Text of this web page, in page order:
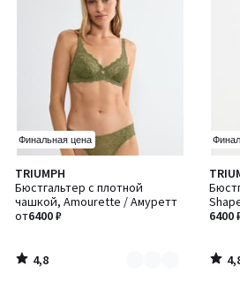
Финальная цена
TRIUMPH
Бюстгальтер с плотной
чашкой, Amourette / Амуретт
от6400 ₽
4,8
/ 5
Количество
цветов:
4
4,8
/
6400
4,8
/ 5
/